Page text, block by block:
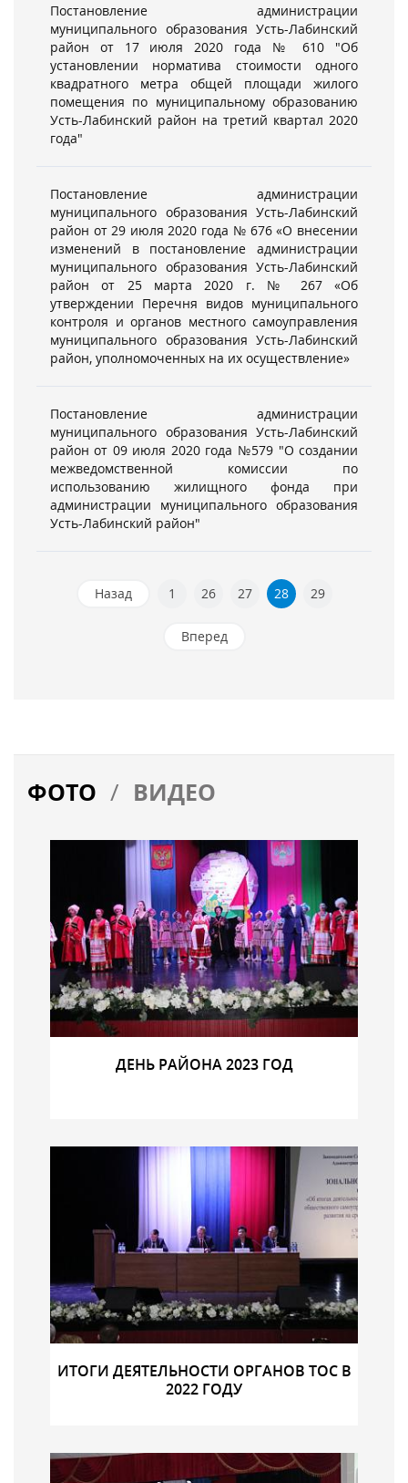
Постановление администрации
муниципального образования Усть-Лабинский
район от 17 июля 2020 года № 610 "Об
установлении норматива стоимости одного
квадратного метра общей площади жилого
помещения по муниципальному образованию
Усть-Лабинский район на третий квартал 2020
года"
Постановление администрации
муниципального образования Усть-Лабинский
район от 29 июля 2020 года № 676 «О внесении
изменений в постановление администрации
муниципального образования Усть-Лабинский
район от 25 марта 2020 г. № 267 «Об
утверждении Перечня видов муниципального
контроля и органов местного самоуправления
муниципального образования Усть-Лабинский
район, уполномоченных на их осуществление»
Постановление администрации
муниципального образования Усть-Лабинский
район от 09 июля 2020 года №579 "О создании
межведомственной комиссии по
использованию жилищного фонда при
администрации муниципального образования
Усть-Лабинский район"
Назад 1 26 27 28 29
Вперед
ФОТО / ВИДЕО
ДЕНЬ РАЙОНА 2023 ГОД
ИТОГИ ДЕЯТЕЛЬНОСТИ ОРГАНОВ ТОС В
2022 ГОДУ